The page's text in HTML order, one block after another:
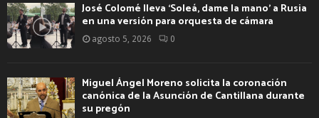
José Colomé lleva ‘Soleá, dame la mano’ a Rusia
en una versión para orquesta de cámara
agosto 5, 2026 0
Miguel Ángel Moreno solicita la coronación
canónica de la Asunción de Cantillana durante
su pregón